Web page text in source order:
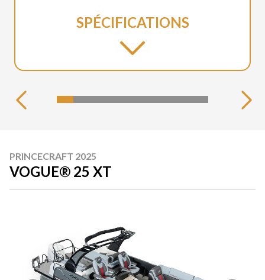
SPÉCIFICATIONS
PRINCECRAFT 2025
VOGUE® 25 XT